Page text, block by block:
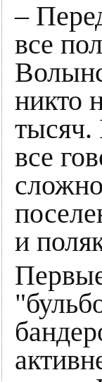
–
все
никто
все
и